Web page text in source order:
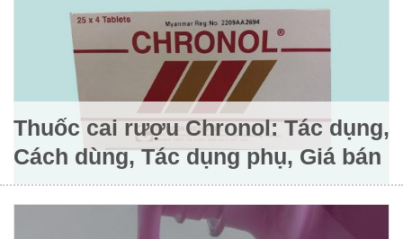
Thuốc cai rượu Chronol: Tác dụng,
Cách dùng, Tác dụng phụ, Giá bán